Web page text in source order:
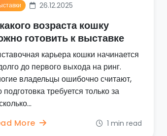
26.12.2025
возраста кошку
готовить к выставке
карьера кошки начинается
до первого выхода на ринг.
владельцы ошибочно считают,
подготовка требуется только за
More
1 min read